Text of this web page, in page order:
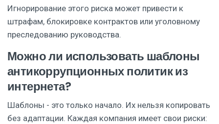
Игнорирование этого риска может привести к
штрафам, блокировке контрактов или уголовному
преследованию руководства.
Можно ли использовать шаблоны
антикоррупционных политик из
интернета?
Шаблоны - это только начало. Их нельзя копировать
без адаптации. Каждая компания имеет свои риски: